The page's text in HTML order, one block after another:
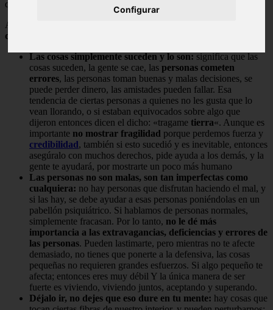
Configurar
que pueda ser objetado a nivel social.
A continuación
de psicorígidas.
Las cosas simplemente suceden y lo son: significa que las
cosas suceden, la gente se cae, las personas cometen
errores, las personas toman buenas y malas decisiones, se
puede perder dinero, las amistades pueden fallar. Esa
tendencia de ciertas personas a quienes no les gusta que lo
vean llorando, o si estaban equivocados sobre algo que
dijeron entonces dicen el dicho: «tragame tierra«. Aunque es
importante no mostrar fragilidad porque perdemos fuerza y
credibilidad, también si esto sucedió y es inevitable, entonces
asegúralo con muchos derechos, pide ayuda a los demás, y la
gente te ayudará, por mostrarte un poco más humano
Las personas no son malas, son tan imperfectas como
cualquiera: no hay personas que disfrutan haciendo el mal, y
si las hay, se debe ayudar a esas personas poniéndolas en un
pabellón psiquiátrico. Si hablamos de personas normales,
simplemente fracasan. Por lo tanto, no le dé más
importancia a las extravagancias, deficiencias y errores de
las personas. Pueden lastimarte, pero mientras no te afecte
demasiado, no tienes que ponerte a la defensiva, las cosas
pequeñas no requieren grandes esfuerzos. Si algo pequeño te
afecta; entonces eres muy débil Y la única manera de ser
fuerte es viviendo, viviendo juntos, aceptando y superando.
Déjalo ir, no dejes que eso dure en tu mente: hay cosas que